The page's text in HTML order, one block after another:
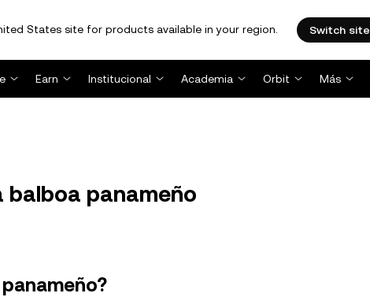
States site for products available in your region. Switch site
Earn Institucional Academia Orbit Más
balboa panameño